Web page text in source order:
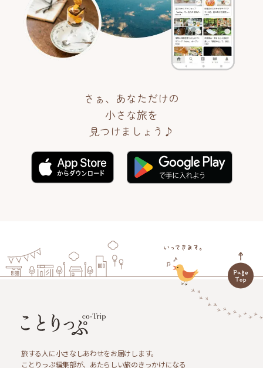
さぁ、あなただけの
小さな旅を
見つけましょう♪
旅する人に小さなしあわせをお届けします。
ことりっぷ編集部が、あたらしい旅のきっかけになる